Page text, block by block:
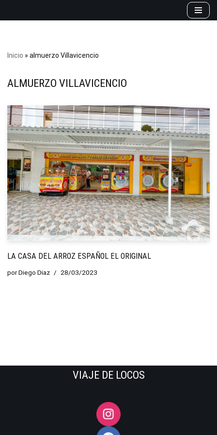
Inicio » almuerzo Villavicencio
ALMUERZO VILLAVICENCIO
LA CASA DEL ARROZ ESPAÑOL EL ORIGINAL
porDiego Diaz 28/03/2023
VIAJE DE LOCOS